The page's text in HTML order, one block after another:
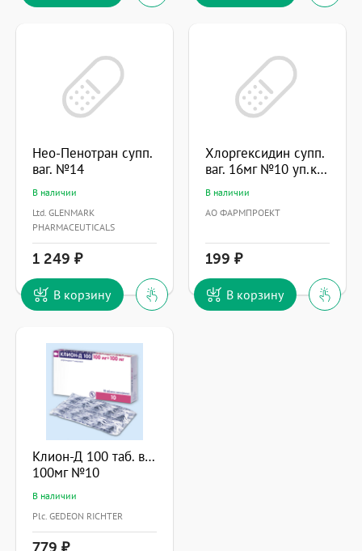
Нео-Пенотран супп.
ваг. №14
В наличии
Ltd. GLENMARK
PHARMACEUTICALS
1 249
В корзину
Хлоргексидин супп.
ваг. 16мг №10 уп.конт.яч. - пач.карт.
В наличии
АО ФАРМПРОЕКТ
199
В корзину
Клион-Д 100 таб. ваг.
100мг №10
В наличии
Plc. GEDEON RICHTER
779